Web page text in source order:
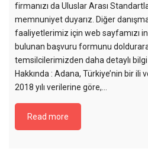
firmanızı da Uluslar Arası
memnuniyet duyarız. Diğer
faaliyetlerimiz için web sayfamızı
bulunan başvuru formunu
temsilcilerimizden daha detaylı
Hakkında : Adana, Türkiye’nin bir ili
2018 yılı verilerine göre,…
Read more